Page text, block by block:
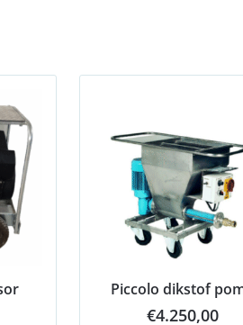
Piccolo dikstof
€4.250,00